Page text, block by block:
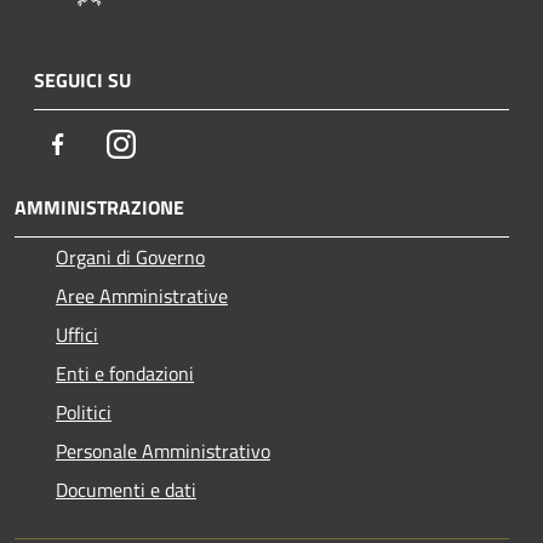
SEGUICI SU
FacebookInstagram
AMMINISTRAZIONE
Organi di Governo
Aree Amministrative
Uffici
Enti e fondazioni
Politici
Personale Amministrativo
Documenti e dati